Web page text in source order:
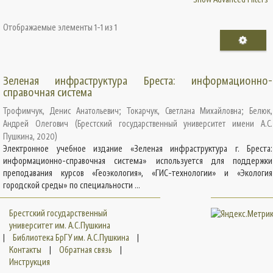
Отображаемые элементы 1-1 из 1
Зеленая инфраструктура Бреста: информационно-
справочная система
Трофимчук, Денис Анатольевич;Токарчук, Светлана Михайловна; Белюк,
Андрей Олегович
(Брестский государственный университет имени А.С.
Пушкина, 2020)
Электронное учебное издание «Зеленая инфраструктура г. Бреста:
информационно-справочная система» используется для поддержки
преподавания курсов «Геоэкология», «ГИС-технологии» и «Экология
городской среды» по специальности ...
Брестский государственный
университет им. А.С.Пушкина
|
Библиотека БрГУ им. А.С.Пушкина
|
Контакты
| Обратная связь
|
Инструкция